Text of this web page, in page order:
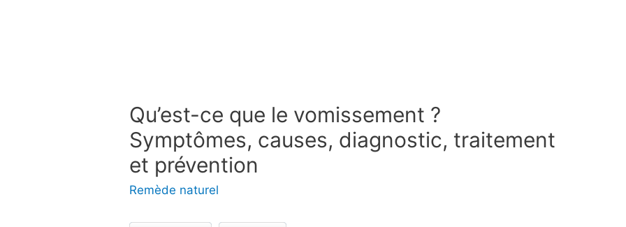
Qu’est-ce que le vomissement ?
Symptômes, causes, diagnostic, traitement
et prévention
Remède naturel